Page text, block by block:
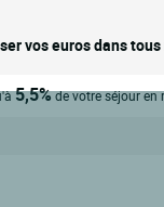
vos euros dans
5,5%de votre séjour en